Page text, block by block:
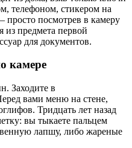
телефоном, стикером на
просто посмотрев в камеру
из предмета первой
для документов.
камере
Заходите в
вами меню на стене,
Тридцать лет назад
вы тыкаете пальцем
лапшу, либо жареные